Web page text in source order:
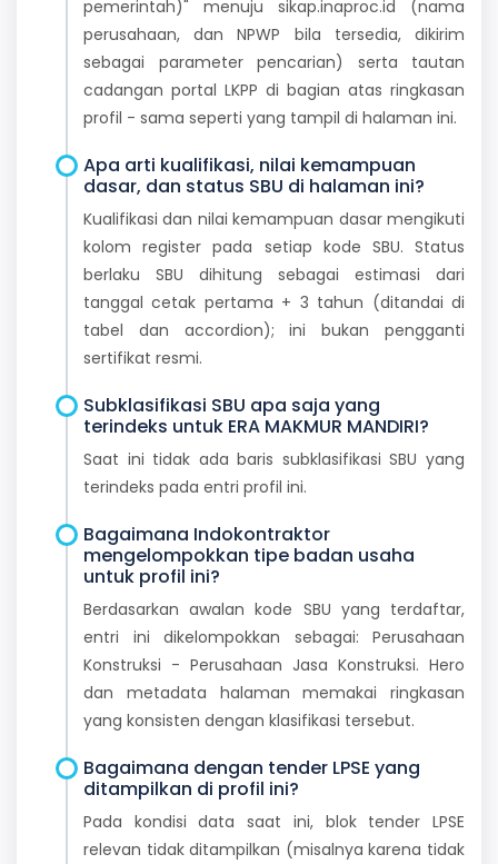
pemerintah)" menuju sikap.inaproc.id (nama
perusahaan, dan NPWP bila tersedia, dikirim
sebagai parameter pencarian) serta tautan
cadangan portal LKPP di bagian atas ringkasan
profil - sama seperti yang tampil di halaman ini.
Apa arti kualifikasi, nilai kemampuan
dasar, dan status SBU di halaman ini?
Kualifikasi dan nilai kemampuan dasar mengikuti
kolom register pada setiap kode SBU. Status
berlaku SBU dihitung sebagai estimasi dari
tanggal cetak pertama + 3 tahun (ditandai di
tabel dan accordion); ini bukan pengganti
sertifikat resmi.
Subklasifikasi SBU apa saja yang
terindeks untuk ERA MAKMUR MANDIRI?
Saat ini tidak ada baris subklasifikasi SBU yang
terindeks pada entri profil ini.
Bagaimana Indokontraktor
mengelompokkan tipe badan usaha
untuk profil ini?
Berdasarkan awalan kode SBU yang terdaftar,
entri ini dikelompokkan sebagai: Perusahaan
Konstruksi - Perusahaan Jasa Konstruksi. Hero
dan metadata halaman memakai ringkasan
yang konsisten dengan klasifikasi tersebut.
Bagaimana dengan tender LPSE yang
ditampilkan di profil ini?
Pada kondisi data saat ini, blok tender LPSE
relevan tidak ditampilkan (misalnya karena tidak